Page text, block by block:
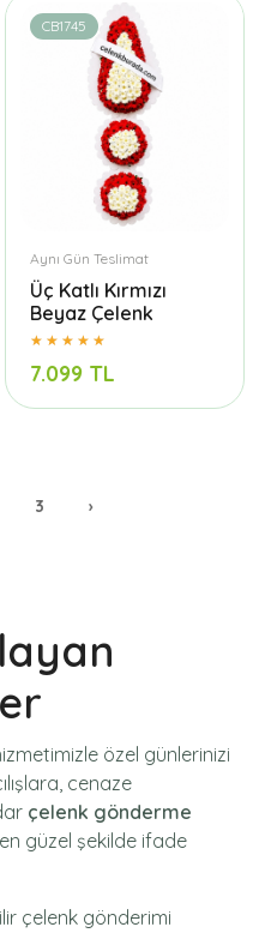
CB1745
Aynı Gün Teslimat
Üç Katlı Kırmızı
Beyaz Çelenk
7.099 TL
3 ›
özel günlerinizi
cenaze
çelenk gönderme
güzel şekilde ifade
çelenk gönderimi